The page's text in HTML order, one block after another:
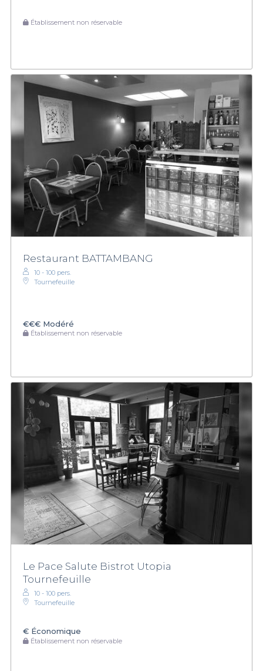
Établissement non réservable
Restaurant BATTAMBANG
10 - 100 pers.
Tournefeuille
€€€ Modéré
Établissement non réservable
Le Pace Salute Bistrot Utopia
Tournefeuille
10 - 100 pers.
Tournefeuille
€ Économique
Établissement non réservable